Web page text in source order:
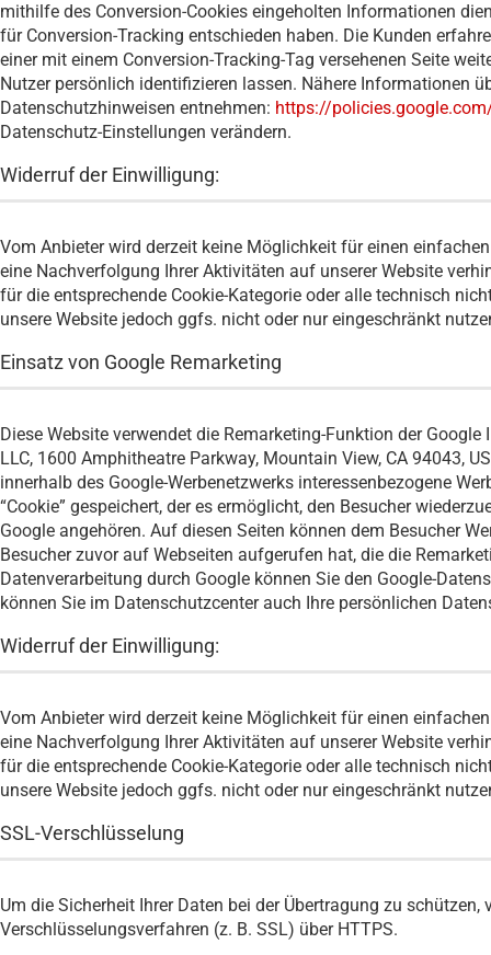
mithilfe des Conversion-Cookies eingeholten Informationen
für Conversion-Tracking entschieden haben. Die Kunden
einer mit einem Conversion-Tracking-Tag versehenen Seite
Nutzer persönlich identifizieren lassen. Nähere Informationen
Datenschutzhinweisen entnehmen: https://
Datenschutz-Einstellungen verändern.
Widerruf der Einwilligung:
Vom Anbieter wird derzeit keine Möglichkeit für einen
eine Nachverfolgung Ihrer Aktivitäten auf unserer Website
für die entsprechende Cookie-Kategorie oder alle technisch
unsere Website jedoch ggfs. nicht oder nur eingeschränkt
Einsatz von Google Remarketing
Diese Website verwendet die Remarketing-Funktion der
LLC, 1600 Amphitheatre Parkway, Mountain View, CA 94043,
innerhalb des Google-Werbenetzwerks interessenbezogene
“Cookie” gespeichert, der es ermöglicht, den Besucher
Google angehören. Auf diesen Seiten können dem Besucher
Besucher zuvor auf Webseiten aufgerufen hat, die die
Datenverarbeitung durch Google können Sie den Google-
können Sie im Datenschutzcenter auch Ihre persönlichen
Widerruf der Einwilligung:
Vom Anbieter wird derzeit keine Möglichkeit für einen
eine Nachverfolgung Ihrer Aktivitäten auf unserer Website
für die entsprechende Cookie-Kategorie oder alle technisch
unsere Website jedoch ggfs. nicht oder nur eingeschränkt
SSL-Verschlüsselung
Um die Sicherheit Ihrer Daten bei der Übertragung zu
Verschlüsselungsverfahren (z. B. SSL) über HTTPS.